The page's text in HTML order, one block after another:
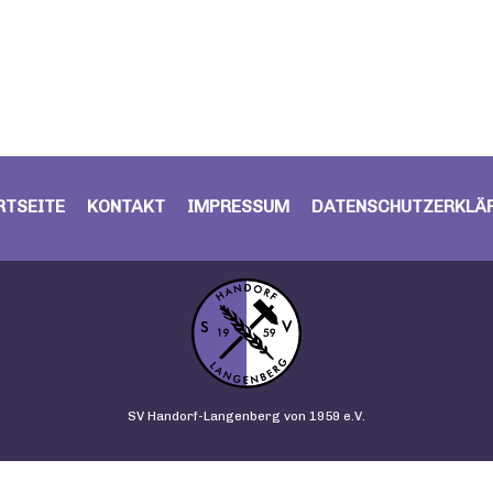
KONTAKT IMPRESSUM
SV Handorf-Langenberg von 1959 e.V.